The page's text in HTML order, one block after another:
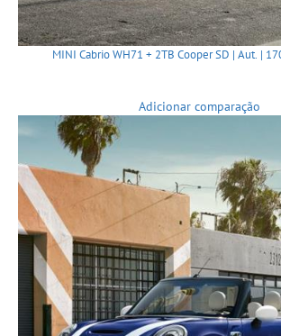
MINI Cabrio WH71 + 2TB Cooper SD | Aut. |
Adicionar comparação